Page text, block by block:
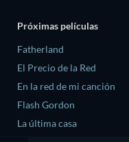
Próximas películas
Fatherland
El Precio de la Red
En la red de mi canción
Flash Gordon
La última casa